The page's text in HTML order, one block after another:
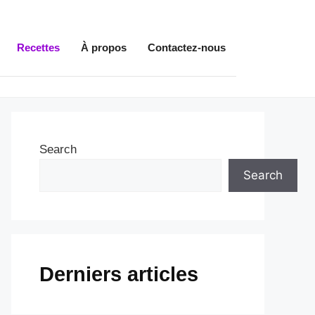
Recettes À propos Contactez-nous
Search
Search
Derniers articles